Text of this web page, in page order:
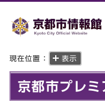
現在位置： 表示
京都市プレミ